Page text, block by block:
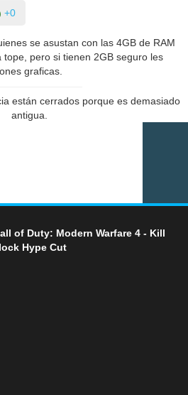
+0
se asustan con las 4GB de RAM
pero si tienen 2GB seguro les
graficas.
están cerrados porque es demasiado
antigua.
of Duty: Modern Warfare 4 - Kill
Hype Cut